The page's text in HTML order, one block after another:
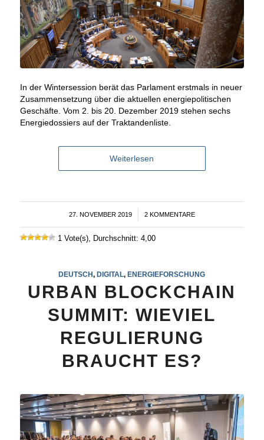
In der Wintersession berät das Parlament erstmals in neuer
Zusammensetzung über die aktuellen energiepolitischen
Geschäfte. Vom 2. bis 20. Dezember 2019 stehen sechs
Energiedossiers auf der Traktandenliste.
Weiterlesen
27. NOVEMBER 2019
/ 2 KOMMENTARE
1 Vote(s), Durchschnitt: 4,00
DEUTSCH,DIGITAL,ENERGIEFORSCHUNG
URBAN BLOCKCHAIN
SUMMIT: WIEVIEL
REGULIERUNG
BRAUCHT ES?